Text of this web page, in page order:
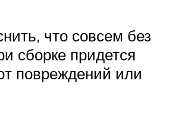
что совсем без
сборке придется
повреждений или